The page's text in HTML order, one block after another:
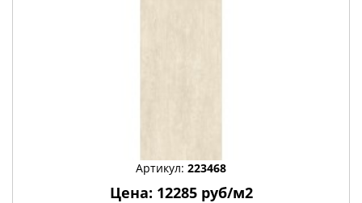
Артикул: 223468
Цена: 12285 руб/м2